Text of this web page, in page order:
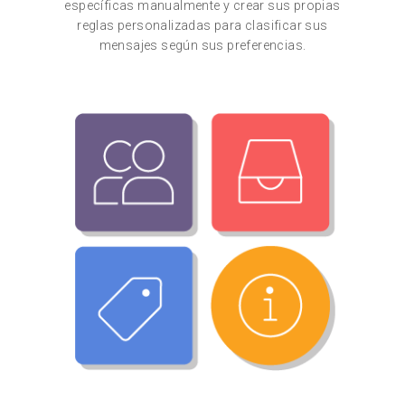
específicas manualmente y crear sus propias
reglas personalizadas para clasificar sus
mensajes según sus preferencias.